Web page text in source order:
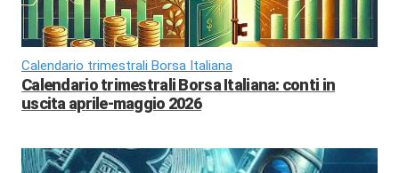
Calendario trimestrali Borsa Italiana
Calendario trimestrali Borsa Italiana: conti in
uscita aprile-maggio 2026